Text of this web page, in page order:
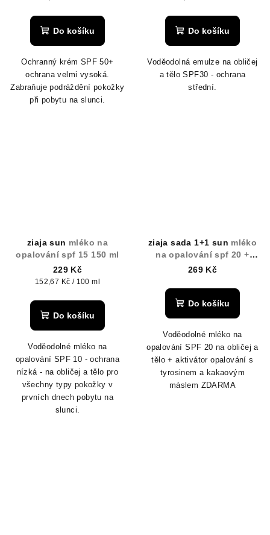
Do košíku
Ochranný krém SPF 50+
ochrana velmi vysoká.
Zabraňuje podráždění pokožky
při pobytu na slunci.
Do košíku
Voděodolná emulze na obličej
a tělo SPF30 - ochrana
střední.
ziaja sun mléko na
opalování spf 15 150 ml
229 Kč
Měrná
152,67 Kč / 100 ml
Do košíku
Voděodolné mléko na
opalování SPF 10 - ochrana
nízká - na obličej a tělo pro
všechny typy pokožky v
prvních dnech pobytu na
slunci.
ziaja sada 1+1 sun mléko
na opalování spf 20 +
aktivátor opalování
269 Kč
Do košíku
Voděodolné mléko na
opalování SPF 20 na obličej a
tělo + aktivátor opalování s
tyrosinem a kakaovým
máslem ZDARMA